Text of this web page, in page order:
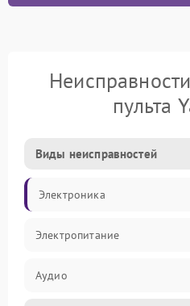
пульта
Виды неисправностей
Электроника
Электропитание
Аудио